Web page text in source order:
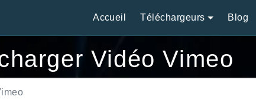
Accueil Téléchargeurs Blog
Vidéo Vimeo